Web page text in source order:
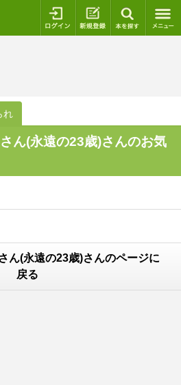
ログイン 新規登録
れ
ん(永遠の23歳)さんのお気
ん(永遠の23歳)さんのページに
戻る